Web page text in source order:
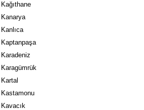
Kağıthane
Kanarya
Kanlıca
Kaptanpaşa
Karadeniz
Karagümrük
Kartal
Kastamonu
Kavacık